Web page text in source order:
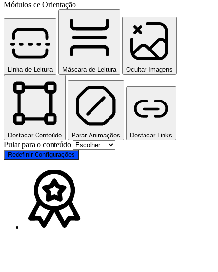
Módulos de Orientação
Linha de Leitura Máscara de Leitura Ocultar Imagens
Destacar Conteúdo Parar Animações Destacar Links
Pular para o conteúdo
Redefinir Configurações